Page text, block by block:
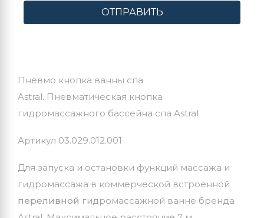
ОТПРАВИТЬ
Пневмо кнопка ванны спа
Astral. Пневматическая кнопка
гидромассажного бассейна спа Astral
Артикул 03.029.012.001
Для запуска и остановки функций массажа и
гидромассажа в коммерческой встроенной
переливной гидромассажной ванне бренда